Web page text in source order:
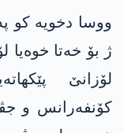
ووسا دخویە کو
ژ بۆ خەتا خوەیا
لۆزانێ
کۆنفەرانس و